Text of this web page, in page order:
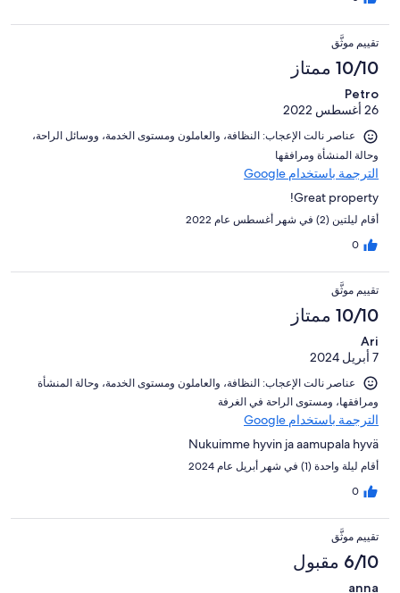
تقييم موثَّق
10/10 ممتاز
Petro
26 أغسطس 2022
عناصر نالت الإعجاب: ⁦النظافة⁩، و⁦العاملون ومستوى الخدمة⁩، و⁦وسائل الراحة⁩،
و⁦حالة المنشأة ومرافقها⁩
الترجمة باستخدام Google
Great property!
أقام ليلتين (2) في شهر أغسطس عام 2022
0
تقييم موثَّق
10/10 ممتاز
Ari
7 أبريل 2024
عناصر نالت الإعجاب: ⁦النظافة⁩، و⁦العاملون ومستوى الخدمة⁩، و⁦حالة المنشأة
ومرافقها⁩، و⁦مستوى الراحة في الغرفة⁩
الترجمة باستخدام Google
Nukuimme hyvin ja aamupala hyvä
أقام ليلة واحدة (1) في شهر أبريل عام 2024
0
تقييم موثَّق
6/10 مقبول
anna